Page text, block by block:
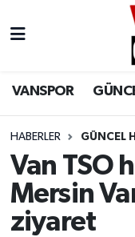
VANSPOR
HABERLER GÜNCEL
Van TSO
Mersin
ziyaret
Siyaset
Ekonomi
Sağlık
Van Nöbetçi
Van Namaz
Van Trafik
Süper Lig